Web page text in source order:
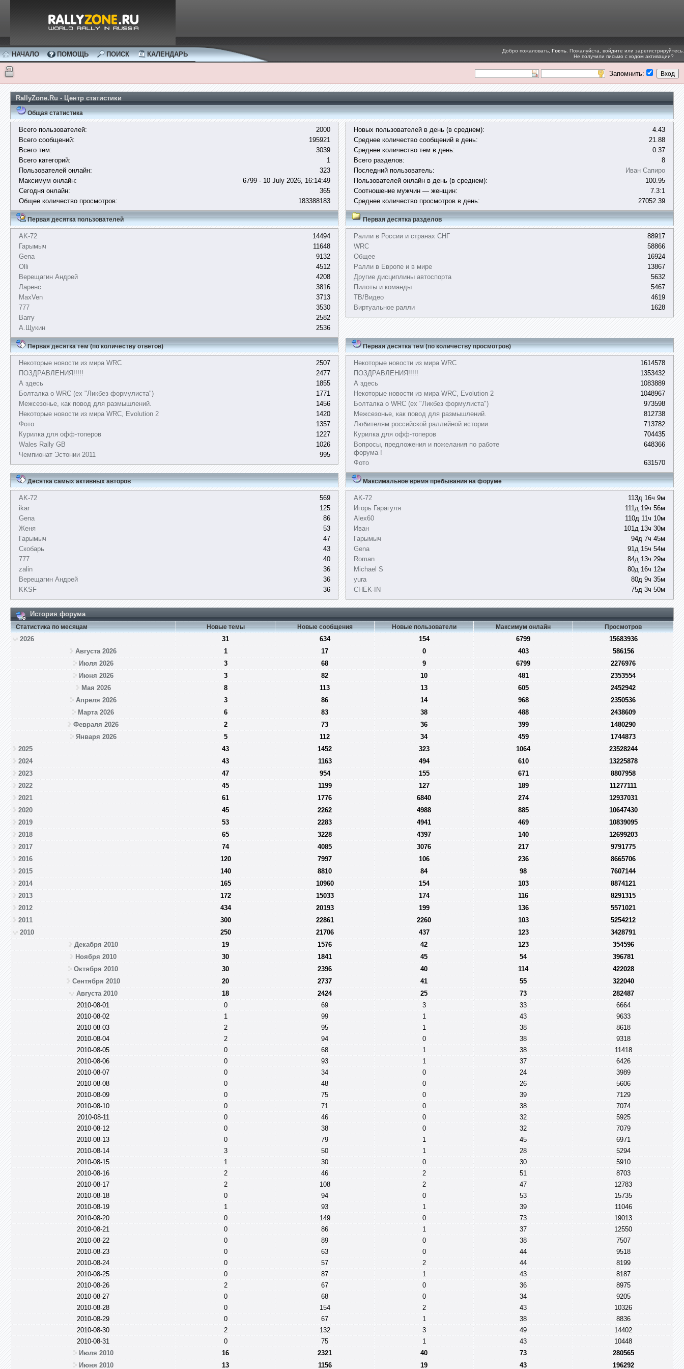
НАЧАЛО ПОМОЩЬ ПОИСК КАЛЕНДАРЬ Добро пожаловать, Гость . Пожалуйста, войдите или зарегистрируйтесь
Не получили письмо с кодом активации?
Запомнить:
RallyZone.Ru - Центр статистики
Общая статистика
Всего пользователей:
2000
Всего сообщений:
195921
Всего тем:
3039
Всего категорий:
1
Пользователей онлайн:
323
Максимум онлайн:
6799 - 10 July 2026, 16:14:49
Сегодня онлайн:
365
Общее количество просмотров:
183388183
Новых пользователей в день (в среднем):
4.43
Среднее количество сообщений в день:
21.88
Среднее количество тем в день:
0.37
Всего разделов:
8
Последний пользователь:
Иван Сапиро
Пользователей онлайн в день (в среднем):
100.95
Соотношение мужчин — женщин:
7.3:1
Среднее количество просмотров в день:
27052.39
Первая десятка пользователей
AK-72
14494
Гарымыч
11648
Gena
9132
Olli
4512
Верещагин Андрей
4208
Ларенс
3816
MaxVen
3713
777
3530
Barry
2582
А.Щукин
2536
Первая десятка разделов
Ралли в России и странах СНГ
88917
WRC
58866
Общее
16924
Ралли в Европе и в мире
13867
Другие дисциплины автоспорта
5632
Пилоты и команды
5467
ТВ/Видео
4619
Виртуальное ралли
1628
Первая десятка тем (по количеству ответов)
Некоторые новости из мира WRC
2507
ПОЗДРАВЛЕНИЯ!!!!!
2477
А здесь
1855
Болталка о WRC (ex "Ликбез формулиста")
1771
Межсезонье, как повод для размышлений.
1456
Некоторые новости из мира WRC, Evolution 2
1420
Фото
1357
Курилка для офф-топеров
1227
Wales Rally GB
1026
Чемпионат Эстонии 2011
995
Первая десятка тем (по количеству просмотров)
Некоторые новости из мира WRC
1614578
ПОЗДРАВЛЕНИЯ!!!!!
1353432
А здесь
1083889
Некоторые новости из мира WRC, Evolution 2
1048967
Болталка о WRC (ex "Ликбез формулиста")
973598
Межсезонье, как повод для размышлений.
812738
Любителям российской раллийной истории
713782
Курилка для офф-топеров
704435
Вопросы, предложения и пожелания по работе
форума !
648366
Фото 631570
Десятка самых активных авторов
AK-72
569
ikar
125
Gena
86
Женя
53
Гарымыч
47
Скобарь
43
777
40
zalin
36
Верещагин Андрей
36
KKSF
36
Максимальное время пребывания на форуме
AK-72
113д 16ч 9м
Игорь Гарагуля
111д 19ч 56м
Alex60
110д 11ч 10м
Иван
101д 13ч 30м
Гарымыч
94д 7ч 45м
Gena
91д 15ч 54м
Roman
84д 13ч 29м
Michael S
80д 16ч 12м
yura
80д 9ч 35м
CHEK-IN
75д 3ч 50м
История форума
Статистика по месяцам Новые темы Новые сообщения Новые пользователи Максимум онлайн Просмотров
2026 31 634 154 6799
15683936
Августа 2026
1 17 0 403
586156
Июля 2026
3 68 9 6799
2276976
Июня 2026
3 82 10 481
2353554
Мая 2026
8 113 13 605
2452942
Апреля 2026
3 86 14 968
2350536
Марта 2026
6 83 38 488
2438609
Февраля 2026
2 73 36 399
1480290
Января 2026
5 112 34 459
1744873
2025
43 1452 323 1064
23528244
2024
43 1163 494 610
13225878
2023
47 954 155 671
8807958
2022
45 1199 127 189
11277111
2021
61 1776 6840 274
12937031
2020
45 2262 4988 885
10647430
2019
53 2283 4941 469
10839095
2018
65 3228 4397 140
12699203
2017
74 4085 3076 217
9791775
2016
120 7997 106 236
8665706
2015
140 8810 84 98
7607144
2014
165 10960 154 103
8874121
2013
172 15033 174 116
8291315
2012
434 20193 199 136
5571021
2011
300 22861 2260 103
5254212
2010
250 21706 437 123
3428791
Декабря 2010
19 1576 42 123
354596
Ноября 2010
30 1841 45 54
396781
Октября 2010
30 2396 40 114
422028
Сентября 2010
20 2737 41 55
322040
Августа 2010
18 2424 25 73
282487
2010-08-01
0 69 3 33
6664
2010-08-02
1 99 1 43
9633
2010-08-03
2 95 1 38
8618
2010-08-04
2 94 0 38
9318
2010-08-05
0 68 1 38
11418
2010-08-06
0 93 1 37
6426
2010-08-07
0 34 0 24
3989
2010-08-08
0 48 0 26
5606
2010-08-09
0 75 0 39
7129
2010-08-10
0 71 0 38
7074
2010-08-11
0 46 0 32
5925
2010-08-12
0 38 0 32
7079
2010-08-13
0 79 1 45
6971
2010-08-14
3 50 1 28
5294
2010-08-15
1 30 0 30
5910
2010-08-16
2 46 2 51
8703
2010-08-17
2 108 2 47
12783
2010-08-18
0 94 0 53
15735
2010-08-19
1 93 1 39
11046
2010-08-20
0 149 0 73
19013
2010-08-21
0 86 1 37
12550
2010-08-22
0 89 0 38
7507
2010-08-23
0 63 0 44
9518
2010-08-24
0 57 2 44
8199
2010-08-25
0 87 1 43
8187
2010-08-26
2 67 0 36
8975
2010-08-27
0 68 0 34
9205
2010-08-28
0 154 2 43
10326
2010-08-29
0 67 1 38
8836
2010-08-30
2 132 3 49
14402
2010-08-31
0 75 1 43
10448
Июля 2010
16 2321 40 73
280565
Июня 2010
13 1156 19 43 196292